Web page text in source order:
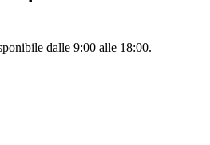
dalle 9:00 alle 18:00.